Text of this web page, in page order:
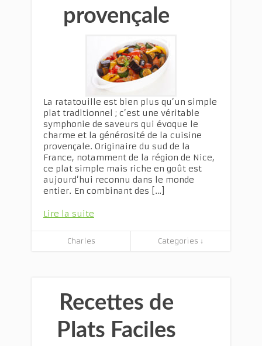
provençale
La ratatouille est bien plus qu’un simple
plat traditionnel ; c’est une véritable
symphonie de saveurs qui évoque le
charme et la générosité de la cuisine
provençale. Originaire du sud de la
France, notamment de la région de Nice,
ce plat simple mais riche en goût est
aujourd’hui reconnu dans le monde
entier. En combinant des […]
Lire la suite
Charles Categories ↓
Recettes de
Plats Faciles